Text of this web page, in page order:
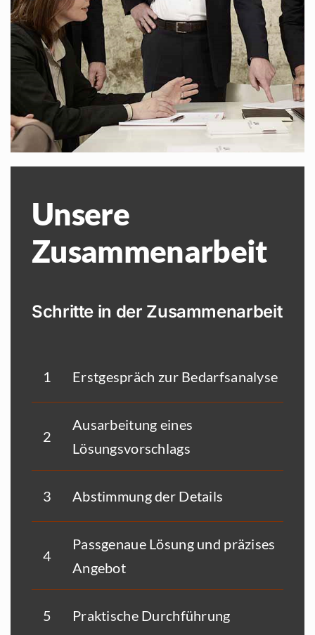
Unsere
Zusammenarbeit
Schritte in der Zusammenarbeit
1 Erstgespräch zur Bedarfsanalyse
2
Ausarbeitung eines
Lösungsvorschlags
3 Abstimmung der Details
4
Passgenaue Lösung und präzises
Angebot
5 Praktische Durchführung